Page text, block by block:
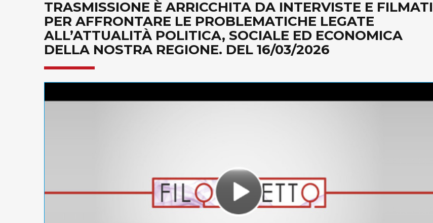
TRASMISSIONE È ARRICCHITA DA INTERVISTE E FILMATI
PER AFFRONTARE LE PROBLEMATICHE LEGATE
ALL’ATTUALITÀ POLITICA, SOCIALE ED ECONOMICA
DELLA NOSTRA REGIONE. DEL 16/03/2026